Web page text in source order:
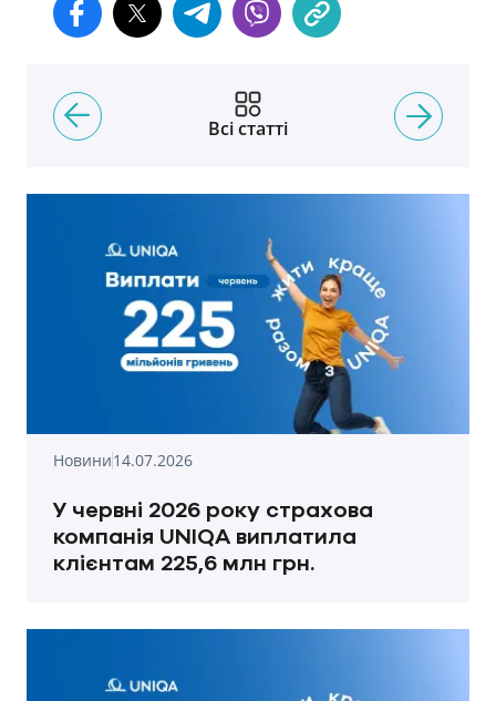
Всі статті
Новини14.07.2026
У червні 2026 року страхова
компанія UNIQA виплатила
клієнтам 225,6 млн грн.